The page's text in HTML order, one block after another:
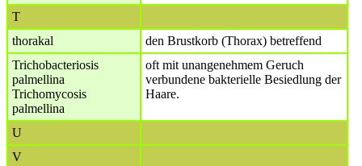
T
thorakal
den Brustkorb (Thorax) betreffend
Trichobacteriosis
palmellina
Trichomycosis
palmellina
oft mit unangenehmem Geruch
verbundene bakterielle Besiedlung der
Haare.
U
V